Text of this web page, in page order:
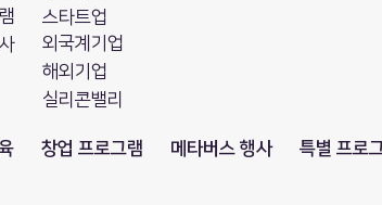
스타트업
외국계기업
해외기업
​실리콘밸리
창업 프로그램 메타버스 행사 특별 프로